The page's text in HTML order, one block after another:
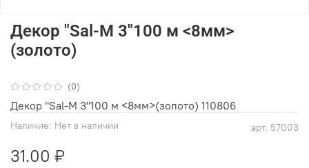
(0)
арт. 57003
Наличие: Нет в наличии
Декор "Sal-M 3"100 м <8мм>
(золото)
31.00 ₽
Декор "Sal-M 3"100 м <8мм>(золото) 110806